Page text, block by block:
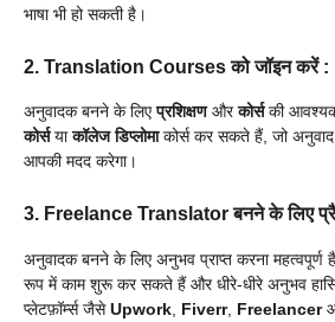
भाषा भी हो सकती है।
2. Translation Courses को जॉइन करें :
अनुवादक बनने के लिएप्रशिक्षणऔरकोर्सकी
कोर्सयाकॉलेज डिप्लोमाकोर्स कर सकते हैं, जो
आपकी मदद करेगा।
3. Freelance Translator बनने के लिए
अनुवादक बनने के लिए अनुभव प्राप्त करना
रूप में काम शुरू कर सकते हैं और धीरे-धीरे अनुभव
प्लेटफ़ॉर्म्स जैसेUpwork Fiverr, Freelancer